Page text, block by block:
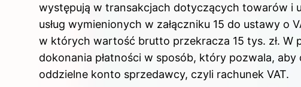
występują w transakcjach dotyczących towarów i
usług wymienionych w załączniku 15 do ustawy o
w których wartość brutto przekracza 15 tys. zł. W
dokonania płatności w sposób, który pozwala, aby
oddzielne konto sprzedawcy, czyli rachunek VAT.